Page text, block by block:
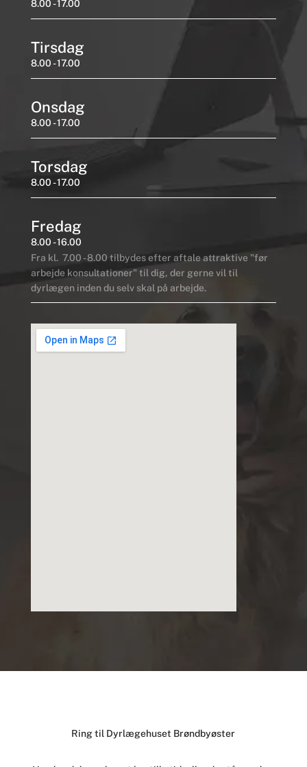
8.00 - 17.00
Tirsdag
8.00 - 17.00
Onsdag
8.00 - 17.00
Torsdag
8.00 - 17.00
Fredag
8.00 - 16.00
Fra kl. 7.00 - 8.00 tilbydes efter aftale attraktive "før
arbejde konsultationer" til dig, der gerne vil til
dyrlægen inden du selv skal på arbejde.
Ring til Dyrlægehuset Brøndbyøster